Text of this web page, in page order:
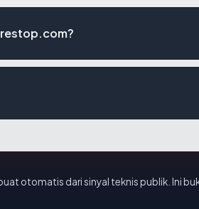
otomatis dari sinyal teknis publik. Ini